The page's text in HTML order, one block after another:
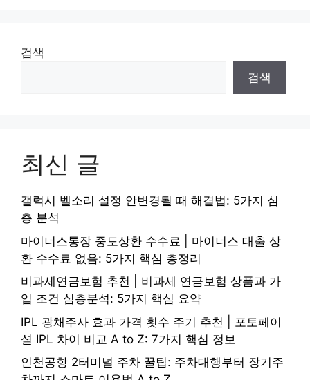
검색
검색
최신 글
갤럭시 벨소리 설정 안변경될 때 해결법: 5가지 심
층 분석
마이너스통장 중도상환 수수료 | 마이너스 대출 상
환 수수료 없음: 5가지 핵심 총정리
비과세연금보험 추천 | 비과세 연금보험 상품과 가
입 조건 심층분석: 5가지 핵심 요약
IPL 광채주사 효과 가격 횟수 주기 추천 | 포토페이
셜 IPL 차이 비교 A to Z: 7가지 핵심 정보
인천공항 2터미널 주차 꿀팁: 주차대행부터 장기주